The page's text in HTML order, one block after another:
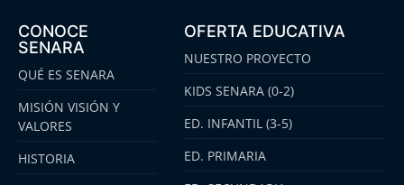
CONOCE
SENARA
QUÉ ES SENARA
MISIÓN VISIÓN Y
VALORES
HISTORIA
OFERTA EDUCATIVA
NUESTRO PROYECTO
KIDS SENARA (0-2)
ED. INFANTIL (3-5)
ED. PRIMARIA